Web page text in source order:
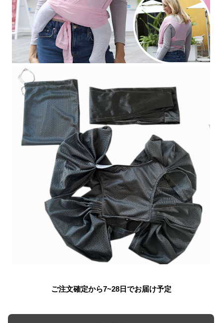
ご注文確定から7~28日でお届け予定